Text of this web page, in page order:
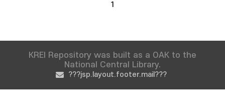
1
KREI Repository was built as a OAK to the
National Central Library.
???jsp.layout.footer.mail???